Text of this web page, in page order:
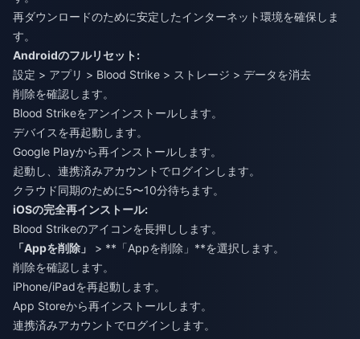
再ダウンロードのために安定したインターネット環境を確保しま
す。
Androidのフルリセット:
設定 > アプリ > Blood Strike > ストレージ > データを消去
削除を確認します。
Blood Strikeをアンインストールします。
デバイスを再起動します。
Google Playから再インストールします。
起動し、連携済みアカウントでログインします。
クラウド同期のために5〜10分待ちます。
iOSの完全再インストール:
Blood Strikeのアイコンを長押しします。
「Appを削除」
> **「Appを削除」**を選択します。
削除を確認します。
iPhone/iPadを再起動します。
App Storeから再インストールします。
連携済みアカウントでログインします。